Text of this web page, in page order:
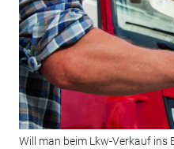
Will man beim Lkw-Verkauf ins